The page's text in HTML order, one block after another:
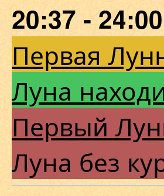
20:37 - 24:00
Первая
Луна
Первый
Луна без